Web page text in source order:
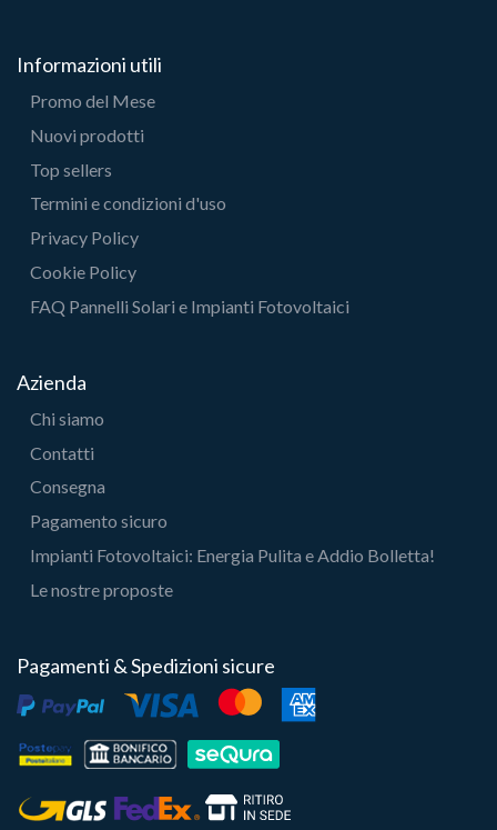
Informazioni utili
Promo del Mese
Nuovi prodotti
Top sellers
Termini e condizioni d'uso
Privacy Policy
Cookie Policy
FAQ Pannelli Solari e Impianti Fotovoltaici
Azienda
Chi siamo
Contatti
Consegna
Pagamento sicuro
Impianti Fotovoltaici: Energia Pulita e Addio Bolletta!
Le nostre proposte
Pagamenti & Spedizioni sicure